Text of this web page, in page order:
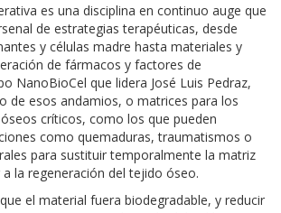
es una disciplina en continuo auge que
de estrategias terapéuticas, desde
y células madre hasta materiales y
de fármacos y factores de
NanoBioCel que lidera José Luis Pedraz,
de esos andamios, o matrices para los
críticos, como los que pueden
como quemaduras, traumatismos o
para sustituir temporalmente la matriz
la regeneración del tejido óseo.
el material fuera biodegradable, y reducir